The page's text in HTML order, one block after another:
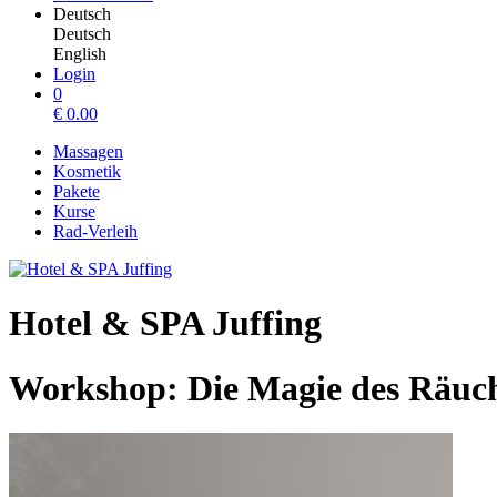
Deutsch
Deutsch
English
Login
0
€ 0.00
Massagen
Kosmetik
Pakete
Kurse
Rad-Verleih
Hotel & SPA Juffing
Workshop: Die Magie des